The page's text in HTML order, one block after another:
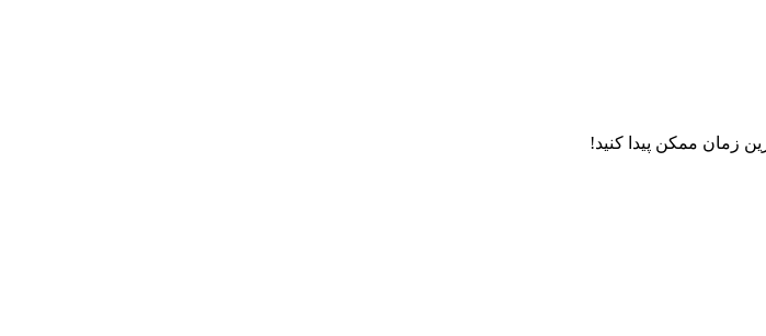
زمان ممکن پیدا کنید!